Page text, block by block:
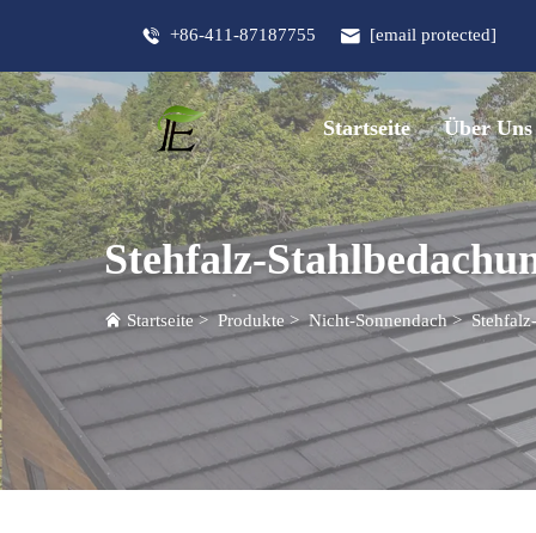
+86-411-87187755 [email protected]
Startseite Über Uns
Stehfalz-
Startseite>Produkte>Nicht-Sonnendach>